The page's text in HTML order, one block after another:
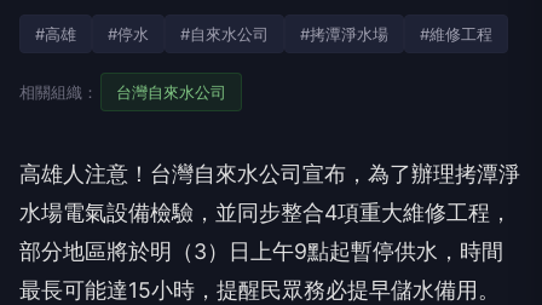
#高雄 #停水 #自來水公司 #拷潭淨水場 #維修工程
相關組織： 台灣自來水公司
高雄人注意！台灣自來水公司宣布，為了辦理拷潭淨
水場電氣設備檢驗，並同步整合4項重大維修工程，
部分地區將於明（3）日上午9點起暫停供水，時間
最長可能達15小時，提醒民眾務必提早儲水備用。